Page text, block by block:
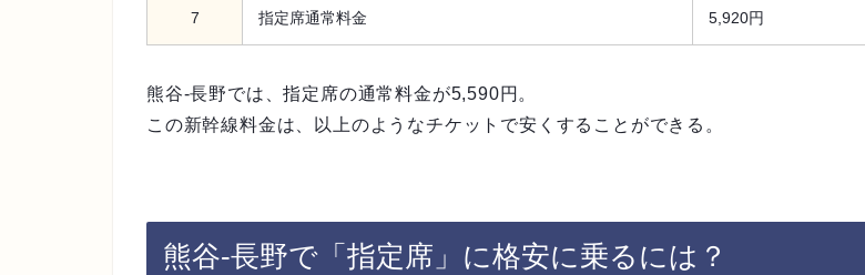
7 指定席通常料金 5,920円
熊谷-長野では、指定席の通常料金が5,590円。
この新幹線料金は、以上のようなチケットで安くすることができる。
熊谷-長野で「指定席」に格安に乗るには？